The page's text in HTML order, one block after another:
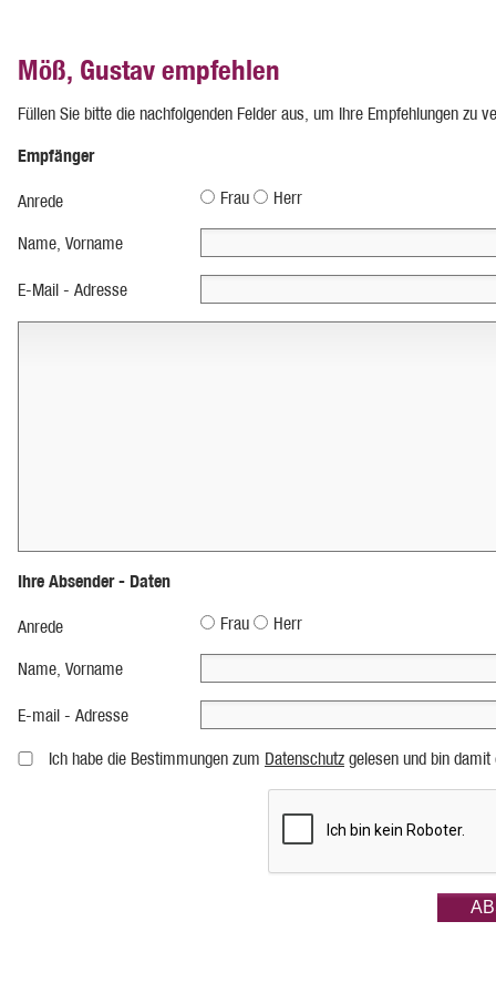
Möß, Gustav empfehlen
Füllen Sie bitte die nachfolgenden Felder aus, um Ihre Empfehlungen zu
Empfänger
Anrede Frau Herr
Name, Vorname
E-Mail - Adresse
Ihre Absender - Daten
Anrede Frau Herr
Name, Vorname
E-mail - Adresse
Ich habe die Bestimmungen zum Datenschutz gelesen und bin